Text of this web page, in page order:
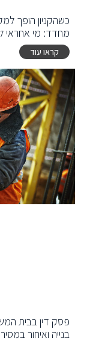
כשהקניון הופך
מחדד: מי אחראי
קראו עוד
פסק דין בבית
בנייה ואיחור